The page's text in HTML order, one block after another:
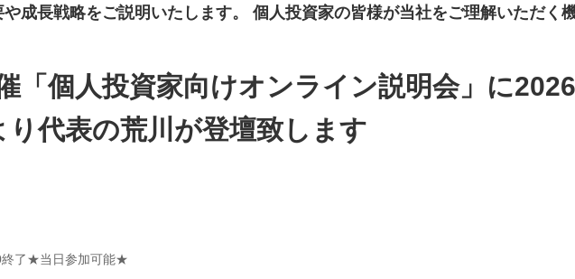
成長戦略をご説明いたします。 個人投資家の皆様が当社をご理解いただく
「個人投資家向けオンライン説明会」に
代表の荒川が登壇致します
終了★当日参加可能★